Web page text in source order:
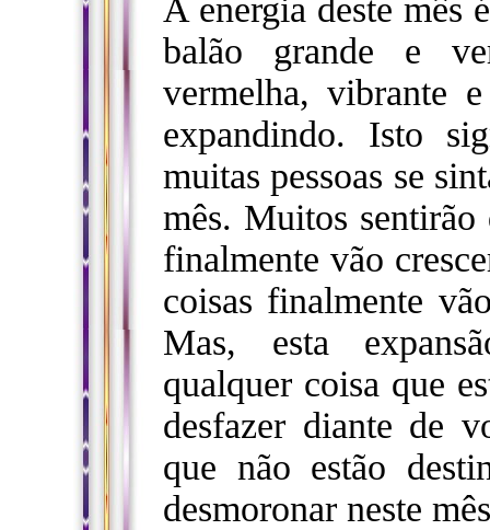
A energia deste mês
balão grande e
vermelha, vibrante
expandindo. Isto
muitas pessoas se
mês. Muitos sentirão
finalmente vão
coisas finalmente
Mas, esta
qualquer coisa que
desfazer diante de
que não estão
desmoronar neste